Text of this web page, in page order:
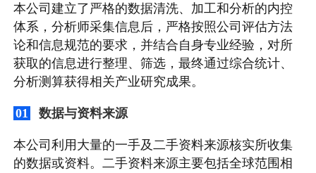
本公司建立了严格的数据清洗、加工和分析的内控
体系，分析师采集信息后，严格按照公司评估方法
论和信息规范的要求，并结合自身专业经验，对所
获取的信息进行整理、筛选，最终通过综合统计、
分析测算获得相关产业研究成果。
01 数据与资料来源
本公司利用大量的一手及二手资料来源核实所收集
的数据或资料。二手资料来源主要包括全球范围相